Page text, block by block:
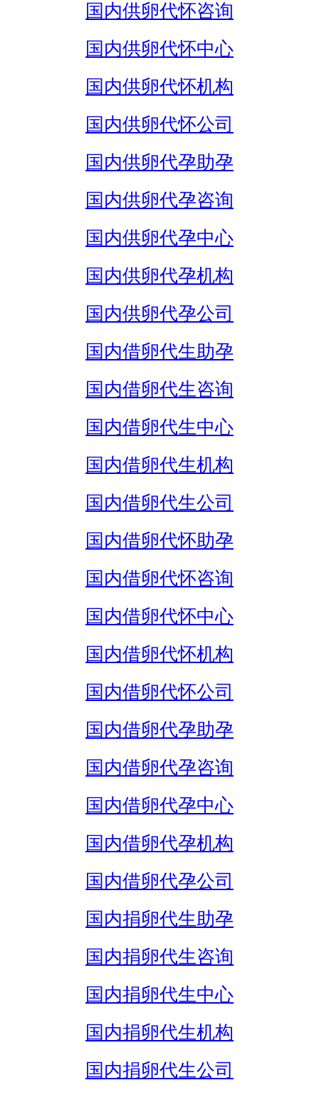
国内供卵代怀咨询
国内供卵代怀中心
国内供卵代怀机构
国内供卵代怀公司
国内供卵代孕助孕
国内供卵代孕咨询
国内供卵代孕中心
国内供卵代孕机构
国内供卵代孕公司
国内借卵代生助孕
国内借卵代生咨询
国内借卵代生中心
国内借卵代生机构
国内借卵代生公司
国内借卵代怀助孕
国内借卵代怀咨询
国内借卵代怀中心
国内借卵代怀机构
国内借卵代怀公司
国内借卵代孕助孕
国内借卵代孕咨询
国内借卵代孕中心
国内借卵代孕机构
国内借卵代孕公司
国内捐卵代生助孕
国内捐卵代生咨询
国内捐卵代生中心
国内捐卵代生机构
国内捐卵代生公司